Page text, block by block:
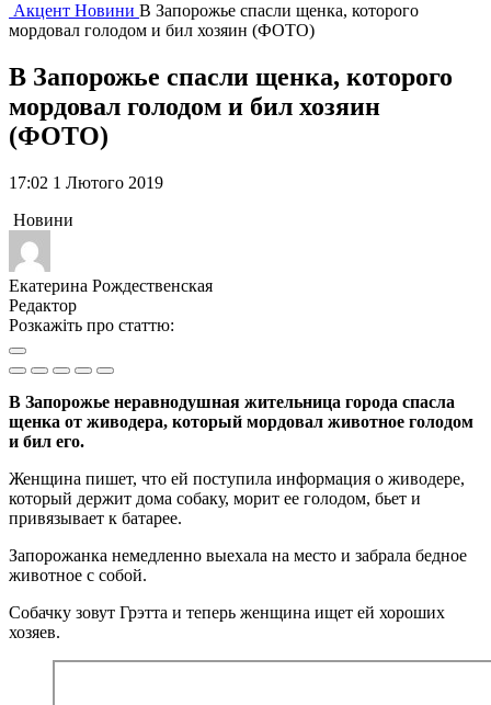
Акцент Новини В Запорожье спасли щенка, которого
мордовал голодом и бил хозяин (ФОТО)
В Запорожье спасли щенка, которого
мордовал голодом и бил хозяин
(ФОТО)
17:02 1 Лютого 2019
Новини
Екатерина Рождественская
Редактор
Розкажіть про статтю:
В Запорожье неравнодушная жительница города спасла
щенка от живодера, который мордовал животное голодом
и бил его.
Женщина пишет, что ей поступила информация о живодере,
который держит дома собаку, морит ее голодом, бьет и
привязывает к батарее.
Запорожанка немедленно выехала на место и забрала бедное
животное с собой.
Собачку зовут Грэтта и теперь женщина ищет ей хороших
хозяев.